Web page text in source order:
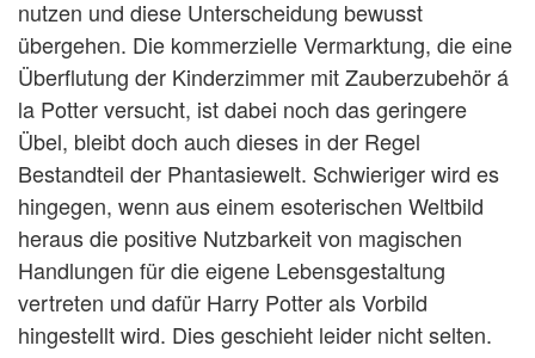
nutzen und diese Unterscheidung bewusst
übergehen. Die kommerzielle Vermarktung, die eine
Überflutung der Kinderzimmer mit Zauberzubehör á
la Potter versucht, ist dabei noch das geringere
Übel, bleibt doch auch dieses in der Regel
Bestandteil der Phantasiewelt. Schwieriger wird es
hingegen, wenn aus einem esoterischen Weltbild
heraus die positive Nutzbarkeit von magischen
Handlungen für die eigene Lebensgestaltung
vertreten und dafür Harry Potter als Vorbild
hingestellt wird. Dies geschieht leider nicht selten.